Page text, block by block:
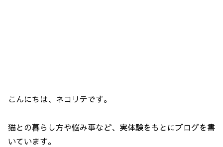
こんにちは、ネコリテです。
猫との暮らし方や悩み事など、実体験をもとにブログを書
いています。